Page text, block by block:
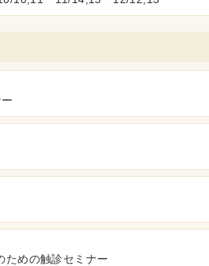
ための触診セミナー